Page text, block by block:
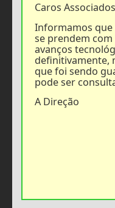
Caros
Informamos que
se prendem
avanços
definitivamente,
que foi sendo
pode ser
A Direção